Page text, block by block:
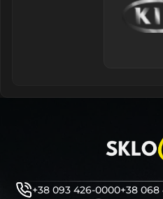
+38 093 426-0000+38